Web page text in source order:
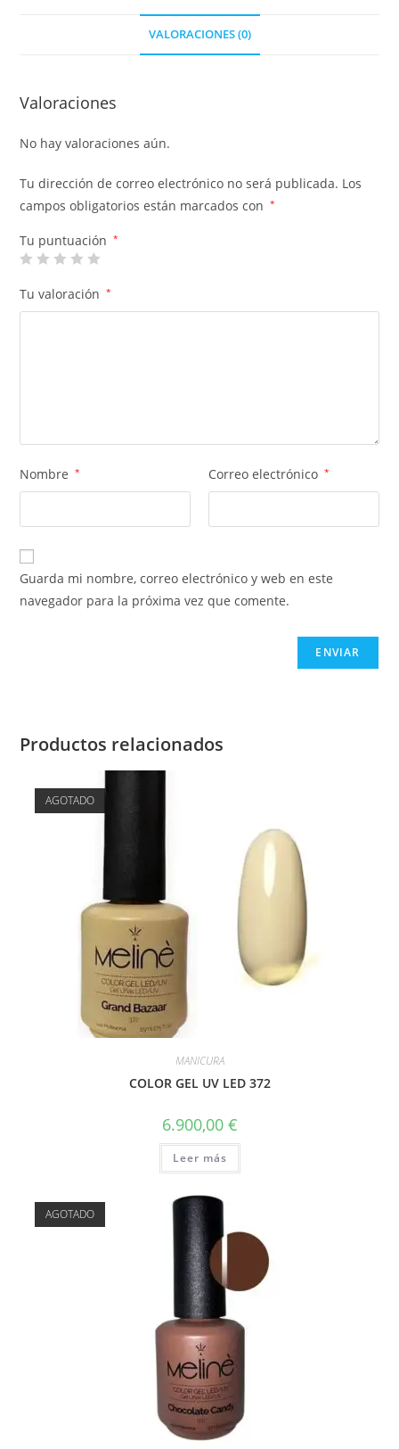
VALORACIONES (0)
Valoraciones
No hay valoraciones aún.
Tu dirección de correo electrónico no será publicada. Los
campos obligatorios están marcados con
*
Tu puntuación *
Tu valoración *
Nombre * Correo electrónico *
Guarda mi nombre, correo electrónico y web en este
navegador para la próxima vez que comente.
Productos relacionados
AGOTADO
MANICURA
COLOR GEL UV LED 372
6.900,00 €
Leer más
AGOTADO